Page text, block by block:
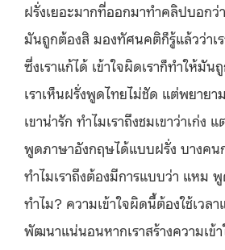
ฝรั่งเยอะมากที่ออกมาทำคลิปบอก
มันถูกต้องสิ มองทัศนคติก็รู้แล้วว่าเ
ซึ่งเราแก้ได้ เข้าใจผิดเราก็ทำให้มัน
เราเห็นฝรั่งพูดไทยไม่ชัด แต่พยายา
เขาน่ารัก ทำไมเราถึงชมเขาว่าเก่ง
พูดภาษาอังกฤษได้แบบฝรั่ง บางคน
ทำไมเราถึงต้องมีการแบบว่า แหม
ทำไม? ความเข้าใจผิดนี้ต้องใช้เวล
พัฒนาแน่นอนหากเราสร้างความเข้